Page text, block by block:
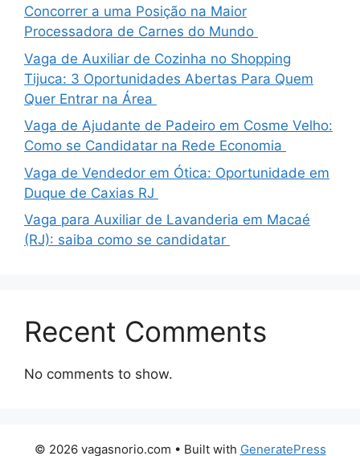
Concorrer a uma Posição na Maior
Processadora de Carnes do Mundo
Vaga de Auxiliar de Cozinha no Shopping
Tijuca: 3 Oportunidades Abertas Para Quem
Quer Entrar na Área
Vaga de Ajudante de Padeiro em Cosme Velho:
Como se Candidatar na Rede Economia
Vaga de Vendedor em Ótica: Oportunidade em
Duque de Caxias RJ
Vaga para Auxiliar de Lavanderia em Macaé
(RJ): saiba como se candidatar
Recent Comments
No comments to show.
© 2026 vagasnorio.com • Built with GeneratePress